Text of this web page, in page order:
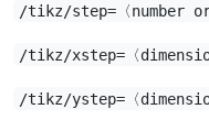
/tikz/step=〈number
/tikz/xstep=〈
/tikz/ystep=〈